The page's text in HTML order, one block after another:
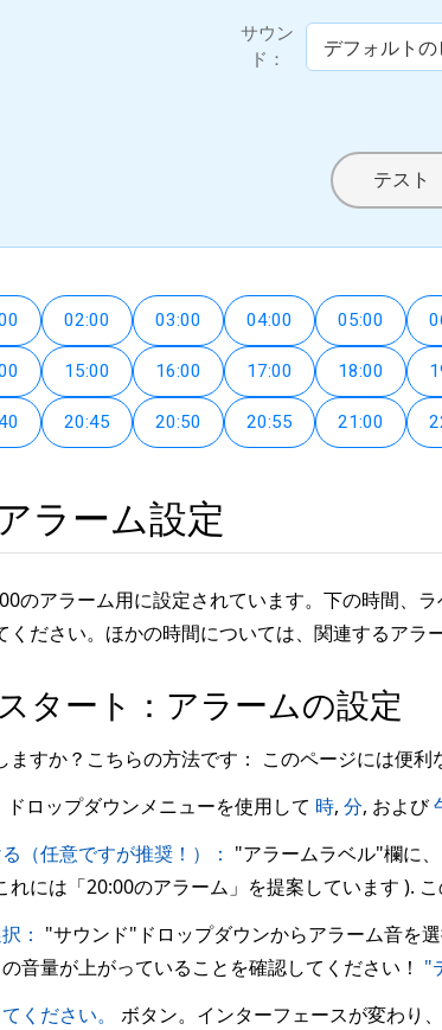
サウン
ド：
テスト
02:00 03:00 04:00 05:00
15:00 16:00 17:00 18:00
20:45 20:50 20:55 21:00
ラーム設定
のアラーム用に設定されています。下の時間、
ください。ほかの時間については、関連するアラ
タート：アラームの設定
ますか？こちらの方法です： このページには便利
ドロップダウンメニューを使用して 時, 分, および
（任意ですが推奨！）： "アラームラベル"欄に
れには「20:00のアラーム」を提案しています ).
： "サウンド"ドロップダウンからアラーム音を
音量が上がっていることを確認してください！ "
ください。
ボタン。インターフェースが変わり